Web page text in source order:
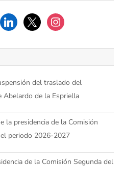
linkedinx instagram
del traslado del
Abelardo de la Espriella
la presidencia de la Comisión
periodo 2026-2027
de la Comisión Segunda del